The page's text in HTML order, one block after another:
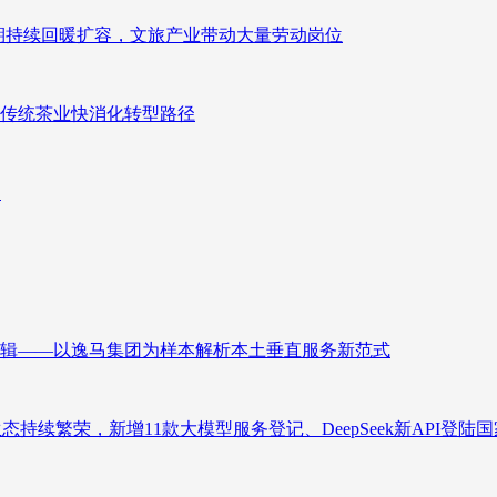
续回暖扩容，文旅产业带动大量劳动岗位
统茶业快消化转型路径
——以逸马集团为样本解析本土垂直服务新范式
续繁荣，新增11款大模型服务登记、DeepSeek新API登陆